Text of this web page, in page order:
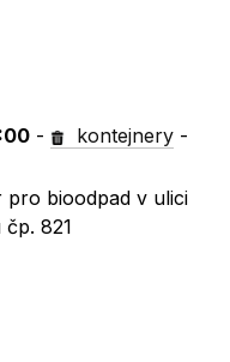
- kontejnery -
pro bioodpad v ulici
821